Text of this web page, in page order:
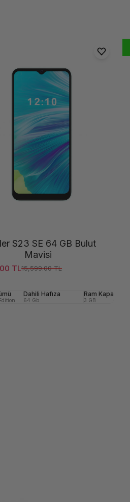
Kamera Ön (Selfie) Kamera
S23 SE 64 GB Bulut
Mavisi
TL
fiyat15,599.00 TL
Dahili Hafıza
64 Gb
Ram Kapasitesi
3 GB